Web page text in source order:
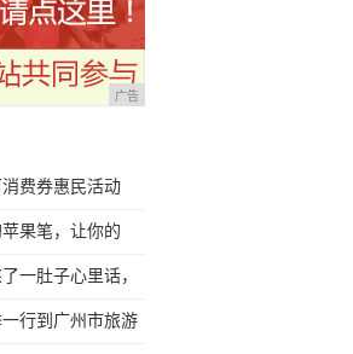
广告
费券惠民活动
果笔，让你的
一肚子心里话，
行到广州市旅游